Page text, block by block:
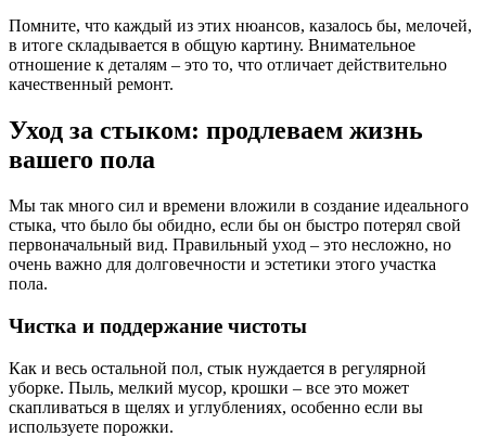
Помните, что каждый из этих нюансов, казалось бы, мелочей,
в итоге складывается в общую картину. Внимательное
отношение к деталям – это то, что отличает действительно
качественный ремонт.
Уход за стыком: продлеваем жизнь
вашего пола
Мы так много сил и времени вложили в создание идеального
стыка, что было бы обидно, если бы он быстро потерял свой
первоначальный вид. Правильный уход – это несложно, но
очень важно для долговечности и эстетики этого участка
пола.
Чистка и поддержание чистоты
Как и весь остальной пол, стык нуждается в регулярной
уборке. Пыль, мелкий мусор, крошки – все это может
скапливаться в щелях и углублениях, особенно если вы
используете порожки.